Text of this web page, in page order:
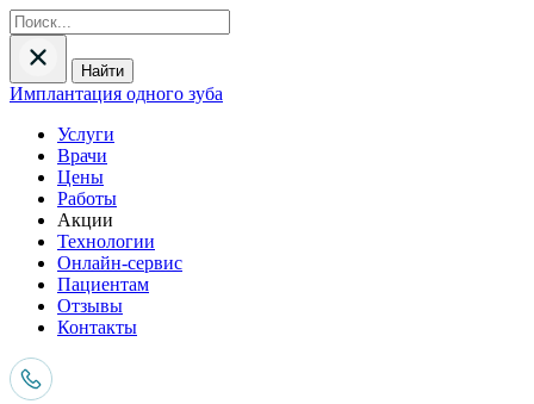
Найти
Имплантация одного зуба
Услуги
Врачи
Цены
Работы
Акции
Технологии
Онлайн-сервис
Пациентам
Отзывы
Контакты